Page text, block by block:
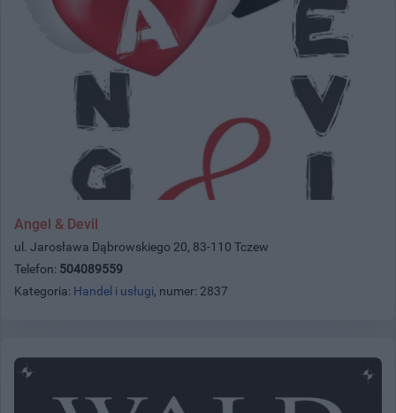
Angel & Devil
ul. Jarosława Dąbrowskiego 20, 83-110 Tczew
Telefon: 504089559
Kategoria: Handel i usługi, numer: 2837